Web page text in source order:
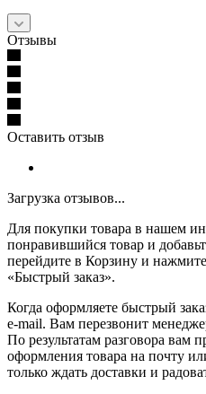
Отзывы
Оставить отзыв
Загрузка отзывов...
Для покупки товара в нашем
понравившийся товар и
перейдите в Корзину и
«Быстрый заказ».
Когда оформляете быстрый
e-mail. Вам перезвонит
По результатам разговора вам
оформления товара на почту
только ждать доставки и